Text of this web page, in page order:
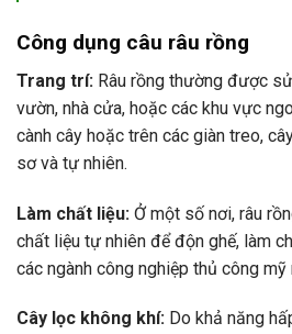
Công dụng câu râu rồng
Trang trí: Râu rồng thường được
vườn, nhà cửa, hoặc các khu vực
cành cây hoặc trên các giàn treo,
sơ và tự nhiên.
Làm chất liệu: Ở một số nơi, râu
chất liệu tự nhiên để độn ghế, làm
các ngành công nghiệp thủ công mỹ
Cây lọc không khí: Do khả năng